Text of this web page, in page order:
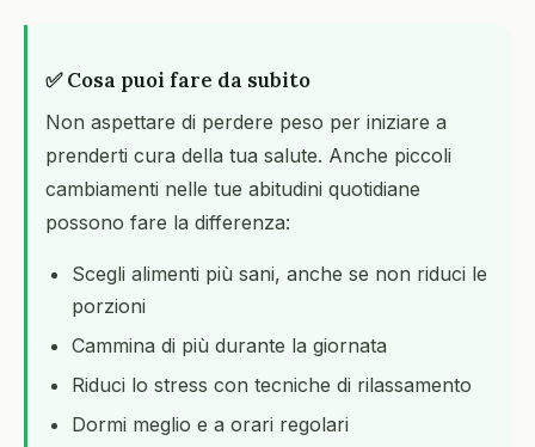
✅ Cosa puoi fare da subito
Non aspettare di perdere peso per iniziare a
prenderti cura della tua salute. Anche piccoli
cambiamenti nelle tue abitudini quotidiane
possono fare la differenza:
Scegli alimenti più sani, anche se non riduci le
porzioni
Cammina di più durante la giornata
Riduci lo stress con tecniche di rilassamento
Dormi meglio e a orari regolari